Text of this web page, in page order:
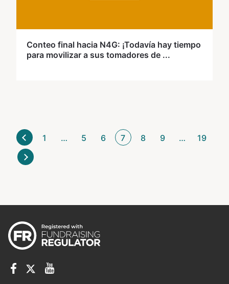
Conteo final hacia N4G: ¡Todavía hay tiempo
para movilizar a sus tomadores de ...
1 … 5 6 7 8 9 … 19